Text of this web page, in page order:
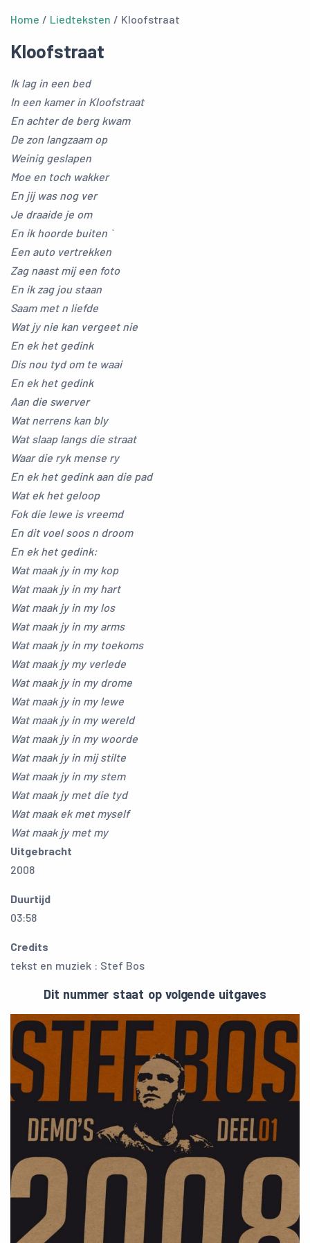
Home / Liedteksten / Kloofstraat
Kloofstraat
Ik lag in een bed
In een kamer in Kloofstraat
En achter de berg kwam
De zon langzaam op
Weinig geslapen
Moe en toch wakker
En jij was nog ver
Je draaide je om
En ik hoorde buiten `
Een auto vertrekken
Zag naast mij een foto
En ik zag jou staan
Saam met n liefde
Wat jy nie kan vergeet nie
En ek het gedink
Dis nou tyd om te waai
En ek het gedink
Aan die swerver
Wat nerrens kan bly
Wat slaap langs die straat
Waar die ryk mense ry
En ek het gedink aan die pad
Wat ek het geloop
Fok die lewe is vreemd
En dit voel soos n droom
En ek het gedink:
Wat maak jy in my kop
Wat maak jy in my hart
Wat maak jy in my los
Wat maak jy in my arms
Wat maak jy in my toekoms
Wat maak jy my verlede
Wat maak jy in my drome
Wat maak jy in my lewe
Wat maak jy in my wereld
Wat maak jy in my woorde
Wat maak jy in mij stilte
Wat maak jy in my stem
Wat maak jy met die tyd
Wat maak ek met myself
Wat maak jy met my
Uitgebracht
2008
Duurtijd
03:58
Credits
tekst en muziek : Stef Bos
Dit nummer staat op volgende uitgaves